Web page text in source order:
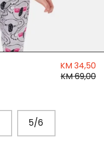
KM 34,50
KM 69,00
5/6